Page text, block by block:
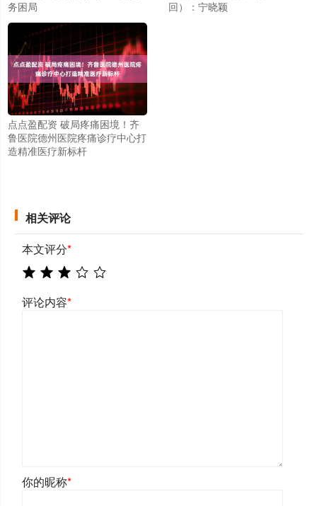
务困局
回）：宁晓颖
点点盈配资 破局疼痛困境！齐
鲁医院德州医院疼痛诊疗中心打
造精准医疗新标杆
相关评论
本文评分*
评论内容*
你的昵称*